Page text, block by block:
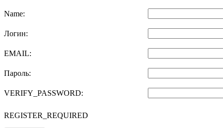
Name:
Логин:
EMAIL:
Пароль:
VERIFY_PASSWORD:
REGISTER_REQUIRED